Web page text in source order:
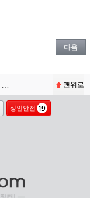
다음
맨위로
성인안전